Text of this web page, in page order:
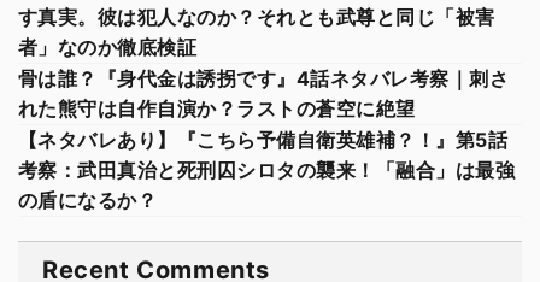
す真実。彼は犯人なのか？それとも武尊と同じ「被害
者」なのか徹底検証
骨は誰？『身代金は誘拐です』4話ネタバレ考察｜刺さ
れた熊守は自作自演か？ラストの蒼空に絶望
【ネタバレあり】『こちら予備自衛英雄補？！』第5話
考察：武田真治と死刑囚シロタの襲来！「融合」は最強
の盾になるか？
Recent Comments